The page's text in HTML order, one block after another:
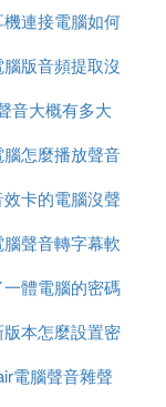
錄\system32 \c
帳戶
統後再重新
進去即可。
安全模式找
入"帶命令提示
AD
方法二：
鎖密碼
連接電腦如何
驅動程序
版音頻提取沒
聲音
音大概有多大
怎麼播放聲音
卡的電腦沒聲
音了
聲音轉字幕軟
體
體電腦的密碼
版本怎麼設置密
碼
電腦聲音雜聲